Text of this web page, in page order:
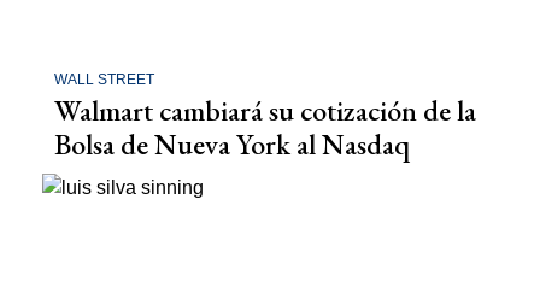
WALL STREET
Walmart cambiará su cotización de la
Bolsa de Nueva York al Nasdaq